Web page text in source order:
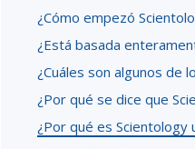
¿Cómo empezó
¿Está basada
¿Cuáles son algunos de
¿Por qué se dice que
¿Por qué es Scientology